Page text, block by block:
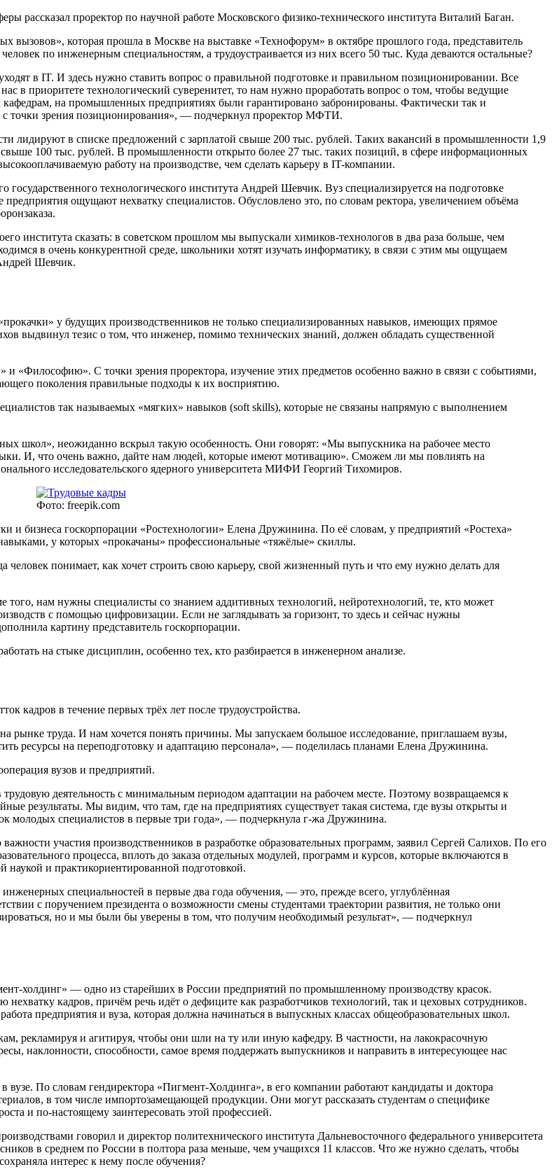
проректор по научной работе Московского физико-технического института Виталий Баган.
вызовов», которая прошла в Москве на выставке «Технофорум» в октябре прошлого года, представитель
по инженерным специальностям, а трудоустраивается из них всего 50 тыс. Куда деваются остальные?
в IT. И здесь нужно ставить вопрос о правильной подготовке и правильном позиционировании. Все
в приоритете технологический суверенитет, то нам нужно проработать вопрос о том, чтобы ведущие
на промышленных предприятиях были гарантировано забронированы. Фактически так и
с точки зрения позиционирования», — подчеркнул проректор МФТИ.
лидируют в списке предложений с зарплатой свыше 200 тыс. рублей. Таких вакансий в промышленности 1,9
100 тыс. рублей. В промышленности открыто более 27 тыс. таких позиций, в сфере информационных
работу на производстве, чем сделать карьеру в IT-компании.
государственного технологического института Андрей Шевчик. Вуз специализируется на подготовке
ощущают нехватку специалистов. Обусловлено это, по словам ректора, увеличением объёма
института сказать: в советском прошлом мы выпускали химиков-технологов в два раза больше, чем
в очень конкурентной среде, школьники хотят изучать информатику, в связи с этим мы ощущаем
Шевчик.
у будущих производственников не только специализированных навыков, имеющих прямое
тезис о том, что инженер, помимо технических знаний, должен обладать существенной
«Философию». С точки зрения проректора, изучение этих предметов особенно важно в связи с событиями,
поколения правильные подходы к их восприятию.
так называемых «мягких» навыков (soft skills), которые не связаны напрямую с выполнением
школ», неожиданно вскрыл такую особенность. Они говорят: «Мы выпускника на рабочее место
И, что очень важно, дайте нам людей, которые имеют мотивацию». Сможем ли мы повлиять на
исследовательского ядерного университета МИФИ Георгий Тихомиров.
Фото: freepik.com
и бизнеса госкорпорации «Ростехнологии» Елена Дружинина. По её словам, у предприятий «Ростеха»
у которых «прокачаны» профессиональные «тяжёлые» скиллы.
понимает, как хочет строить свою карьеру, свой жизненный путь и что ему нужно делать для
того, нам нужны специалисты со знанием аддитивных технологий, нейротехнологий, те, кто может
с помощью цифровизации. Если не заглядывать за горизонт, то здесь и сейчас нужны
картину представитель госкорпорации.
на стыке дисциплин, особенно тех, кто разбирается в инженерном анализе.
кадров в течение первых трёх лет после трудоустройства.
рынке труда. И нам хочется понять причины. Мы запускаем большое исследование, приглашаем вузы,
ресурсы на переподготовку и адаптацию персонала», — поделилась планами Елена Дружинина.
вузов и предприятий.
деятельность с минимальным периодом адаптации на рабочем месте. Поэтому возвращаемся к
результаты. Мы видим, что там, где на предприятиях существует такая система, где вузы открыты и
молодых специалистов в первые три года», — подчеркнула г-жа Дружинина.
участия производственников в разработке образовательных программ, заявил Сергей Салихов. По его
процесса, вплоть до заказа отдельных модулей, программ и курсов, которые включаются в
и практикориентированной подготовкой.
специальностей в первые два года обучения, — это, прежде всего, углублённая
с поручением президента о возможности смены студентами траектории развития, не только они
но и мы были бы уверены в том, что получим необходимый результат», — подчеркнул
холдинг» — одно из старейших в России предприятий по промышленному производству красок.
кадров, причём речь идёт о дефиците как разработчиков технологий, так и цеховых сотрудников.
предприятия и вуза, которая должна начинаться в выпускных классах общеобразовательных школ.
рекламируя и агитируя, чтобы они шли на ту или иную кафедру. В частности, на лакокрасочную
наклонности, способности, самое время поддержать выпускников и направить в интересующее нас
вузе. По словам гендиректора «Пигмент-Холдинга», в его компании работают кандидаты и доктора
в том числе импортозамещающей продукции. Они могут рассказать студентам о специфике
и по-настоящему заинтересовать этой профессией.
говорил и директор политехнического института Дальневосточного федерального университета
в среднем по России в полтора раза меньше, чем учащихся 11 классов. Что же нужно сделать, чтобы
интерес к нему после обучения?